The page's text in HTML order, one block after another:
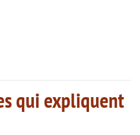
qui expliquent